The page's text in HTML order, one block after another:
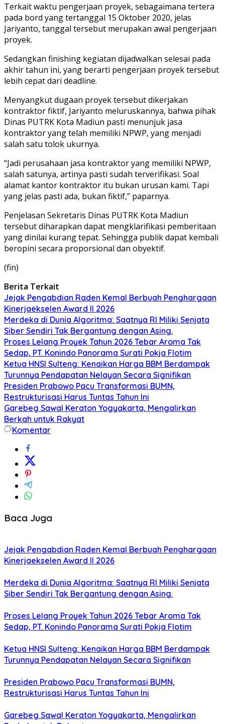
Terkait waktu pengerjaan proyek, sebagaimana tertera
pada bord yang tertanggal 15 Oktober 2020, jelas
Jariyanto, tanggal tersebut merupakan awal pengerjaan
proyek.
Sedangkan finishing kegiatan dijadwalkan selesai pada
akhir tahun ini, yang berarti pengerjaan proyek tersebut
lebih cepat dari deadline.
Menyangkut dugaan proyek tersebut dikerjakan
kontraktor fiktif, Jariyanto meluruskannya, bahwa pihak
Dinas PUTRK Kota Madiun pasti menunjuk jasa
kontraktor yang telah memiliki NPWP, yang menjadi
salah satu tolok ukurnya.
“Jadi perusahaan jasa kontraktor yang memiliki NPWP,
salah satunya, artinya pasti sudah terverifikasi. Soal
alamat kantor kontraktor itu bukan urusan kami. Tapi
yang jelas pasti ada, bukan fiktif,” paparnya.
Penjelasan Sekretaris Dinas PUTRK Kota Madiun
tersebut diharapkan dapat mengklarifikasi pemberitaan
yang dinilai kurang tepat. Sehingga publik dapat kembali
beropini secara proporsional dan obyektif.
(fin)
Berita Terkait
Jejak Pengabdian Raden Kemal Berbuah Penghargaan
Kinerjaekselen Award II 2026
Merdeka di Dunia Algoritma: Saatnya RI Miliki Senjata
Siber Sendiri Tak Bergantung dengan Asing.
Proses Lelang Proyek Tahun 2026 Tebar Aroma Tak
Sedap, PT. Konindo Panorama Surati Pokja Flotim
Ketua HNSI Sulteng: Kenaikan Harga BBM Berdampak
Turunnya Pendapatan Nelayan Secara Signifikan
Presiden Prabowo Pacu Transformasi BUMN,
Restrukturisasi Harus Tuntas Tahun Ini
Garebeg Sawal Keraton Yogyakarta, Mengalirkan
Berkah untuk Rakyat
Komentar
Baca Juga
Jejak Pengabdian Raden Kemal Berbuah Penghargaan
Kinerjaekselen Award II 2026
Merdeka di Dunia Algoritma: Saatnya RI Miliki Senjata
Siber Sendiri Tak Bergantung dengan Asing.
Proses Lelang Proyek Tahun 2026 Tebar Aroma Tak
Sedap, PT. Konindo Panorama Surati Pokja Flotim
Ketua HNSI Sulteng: Kenaikan Harga BBM Berdampak
Turunnya Pendapatan Nelayan Secara Signifikan
Presiden Prabowo Pacu Transformasi BUMN,
Restrukturisasi Harus Tuntas Tahun Ini
Garebeg Sawal Keraton Yogyakarta, Mengalirkan